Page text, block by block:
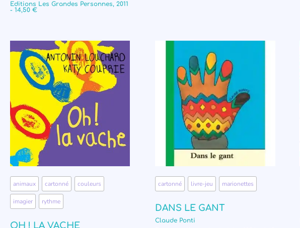
Editions Les Grandes Personnes, 2011
- 14,50 €
animaux cartonné couleurs
imagier rythme
OH ! LA VACHE
cartonné livre-jeu marionettes
DANS LE GANT
Claude Ponti